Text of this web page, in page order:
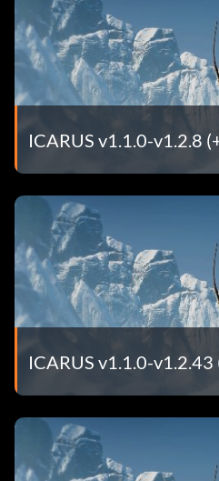
ICARUS v1.1.0-v1.2.8
ICARUS v1.1.0-v1.2.43